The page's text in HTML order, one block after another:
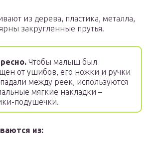
из дерева, пластика, металла,
закругленные прутья.
Чтобы малыш был
от ушибов, его ножки и ручки
между реек, используются
мягкие накладки –
подушечки.
из: